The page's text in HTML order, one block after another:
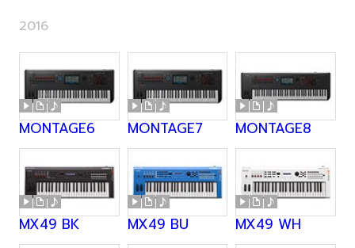
2016
MONTAGE6 MONTAGE7 MONTAGE8
MX49 BK MX49 BU MX49 WH